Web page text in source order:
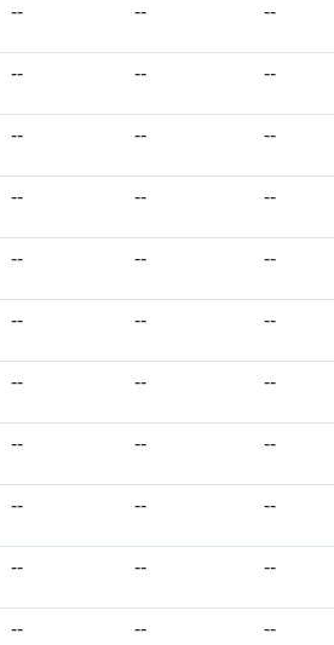
-- -- --
-- -- --
-- -- --
-- -- --
-- -- --
-- -- --
-- -- --
-- -- --
-- -- --
-- -- --
-- -- --